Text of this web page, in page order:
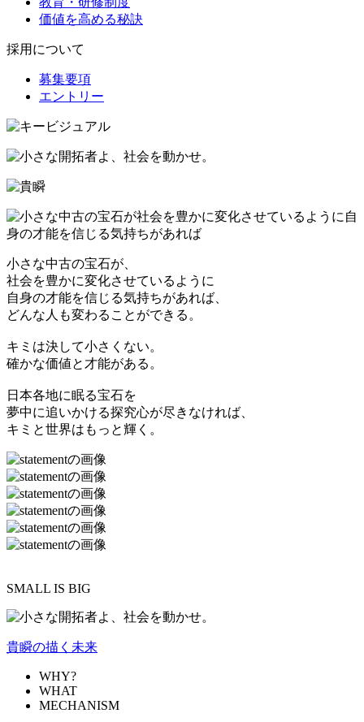
価値を高める秘訣
採用について
募集要項
エントリー
小さな中古の宝石が、
社会を豊かに変化させているように
自身の才能を信じる気持ちがあれば、
どんな人も変わることができる。
キミは決して小さくない。
確かな価値と才能がある。
日本各地に眠る宝石を
夢中に追いかける探究心が尽きなければ、
キミと世界はもっと輝く。
SMALL IS BIG
貴瞬の描く未来
WHY?
WHAT
MECHANISM